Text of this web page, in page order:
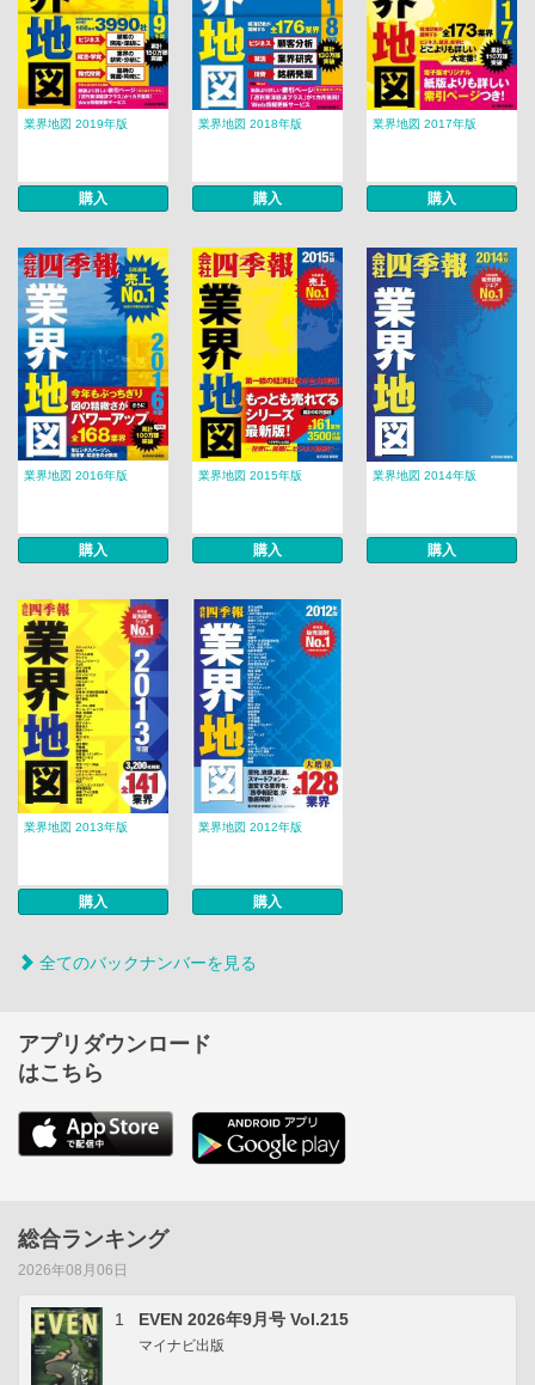
業界地図 2019年版
購入
業界地図 2018年版
購入
業界地図 2017年版
購入
業界地図 2016年版
購入
業界地図 2015年版
購入
業界地図 2014年版
購入
業界地図 2013年版
購入
業界地図 2012年版
購入
全てのバックナンバーを見る
アプリダウンロード
はこちら
総合ランキング
2026年08月06日
1 EVEN 2026年9月号 Vol.215
マイナビ出版